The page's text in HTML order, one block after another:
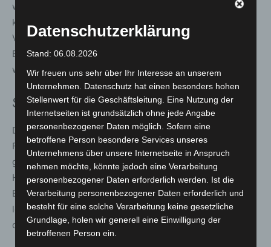
war dieser Bereich von einer großen Lagerhalle, einer
kleineren Halle mit Werkstattnutzung, einem
Veranstaltungszentrum sowie einem früheren
Bürogebäude, das inzwischen als Wohnhaus genutzt
wird.
Schäden an mehreren Gebäudeteilen
Durch die Enge und die baulichen Verbindungen griff das
Feuer auf verschiedene Gebäudeteile über. An der
großen Lagerhalle wurden Fassadenteile durch
Hitzeeinwirkung beschädigt. In dem ehemaligen
Bürogebäude kam es in mehreren Wohnungen zu
leichter bis starker Rauchentwicklung, teilweise auch zu
deutlichen Brandschäden.
Datenschutzerklärung
Stand: 06.08.2026
Wir freuen uns sehr über Ihr Interesse an unserem
Unternehmen. Datenschutz hat einen besonders hohen
Stellenwert für die Geschäftsleitung. Eine Nutzung der
Internetseiten ist grundsätzlich ohne jede Angabe
personenbezogener Daten möglich. Sofern eine
betroffene Person besondere Services unseres
Unternehmens über unsere Internetseite in Anspruch
nehmen möchte, könnte jedoch eine Verarbeitung
personenbezogener Daten erforderlich werden. Ist die
Verarbeitung personenbezogener Daten erforderlich und
besteht für eine solche Verarbeitung keine gesetzliche
Grundlage, holen wir generell eine Einwilligung der
betroffenen Person ein.